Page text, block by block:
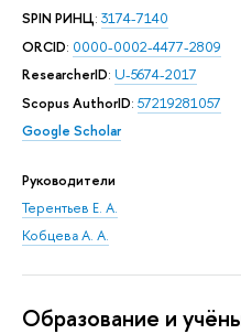
SPIN РИНЦ: 3174-7140
ORCID: 0000-0002-4477-2809
ResearcherID: U-5674-2017
Scopus AuthorID: 57219281057
Google Scholar
Руководители
Терентьев Е. А.
Кобцева А. А.
Oбразование и